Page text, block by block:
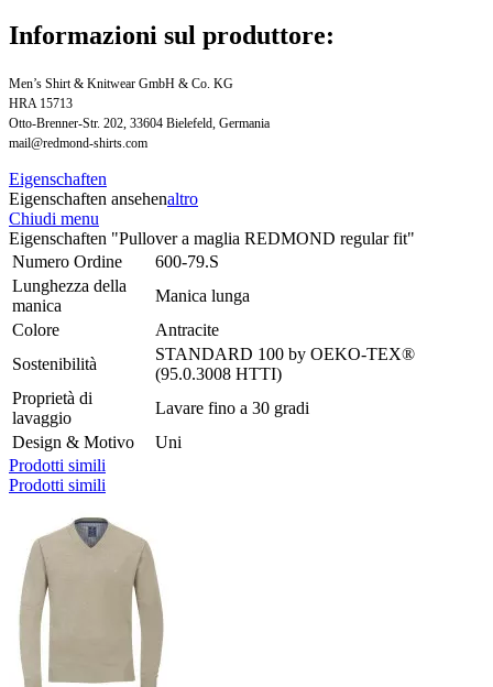
Informazioni sul produttore:
Men’s Shirt & Knitwear GmbH & Co. KG
HRA 15713
Otto-Brenner-Str. 202, 33604 Bielefeld, Germania
mail@redmond-shirts.com
Eigenschaften
Eigenschaften ansehenaltro
Chiudi menu
Eigenschaften "Pullover a maglia REDMOND regular fit"
Numero Ordine
600-79.S
Lunghezza della
manica
Manica lunga
Colore
Antracite
Sostenibilità
STANDARD 100 by OEKO-TEX®
(95.0.3008 HTTI)
Proprietà di
lavaggio
Lavare fino a 30 gradi
Design & Motivo
Uni
Prodotti simili
Prodotti simili